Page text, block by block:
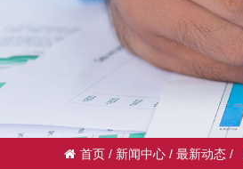
首页 / 新闻中心 / 最新动态 /